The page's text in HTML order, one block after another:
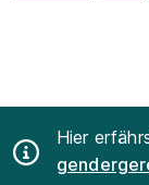
Hier